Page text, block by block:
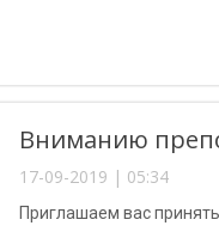
Вниманию
17-09-2019 | 05:34
Приглашаем вас